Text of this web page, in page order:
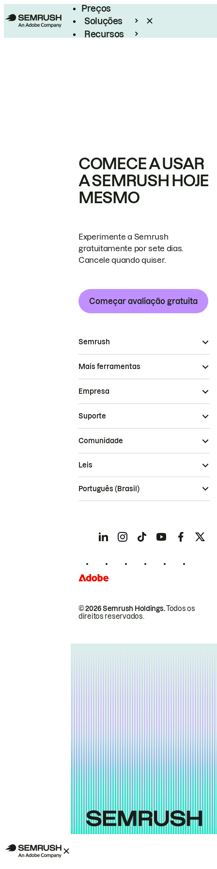
Preços
Soluções
Recursos
COMECE A USAR
A SEMRUSH HOJE
MESMO
Experimente a Semrush
gratuitamente por sete dias.
Cancele quando quiser.
Começar avaliação gratuita
Semrush
Mais ferramentas
Empresa
Suporte
Comunidade
© 2026 Semrush Holdings.Todos os
direitos reservados.
Leis
Português (Brasil)